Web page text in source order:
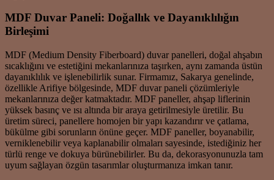
MDF Duvar Paneli: Doğallık ve Dayanıklılığın
Birleşimi
MDF (Medium Density Fiberboard) duvar panelleri, doğal ahşabın
sıcaklığını ve estetiğini mekanlarınıza taşırken, aynı zamanda üstün
dayanıklılık ve işlenebilirlik sunar. Firmamız, Sakarya genelinde,
özellikle Arifiye bölgesinde, MDF duvar paneli çözümleriyle
mekanlarınıza değer katmaktadır. MDF paneller, ahşap liflerinin
yüksek basınç ve ısı altında bir araya getirilmesiyle üretilir. Bu
üretim süreci, panellere homojen bir yapı kazandırır ve çatlama,
bükülme gibi sorunların önüne geçer. MDF paneller, boyanabilir,
verniklenebilir veya kaplanabilir olmaları sayesinde, istediğiniz her
türlü renge ve dokuya bürünebilirler. Bu da, dekorasyonunuzla tam
uyum sağlayan özgün tasarımlar oluşturmanıza imkan tanır.